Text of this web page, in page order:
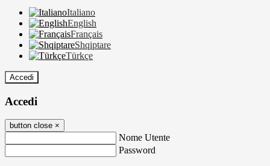
Italiano
English
Français
Shqiptare
Türkçe
Accedi
Accedi
button close ×
Nome Utente
Password